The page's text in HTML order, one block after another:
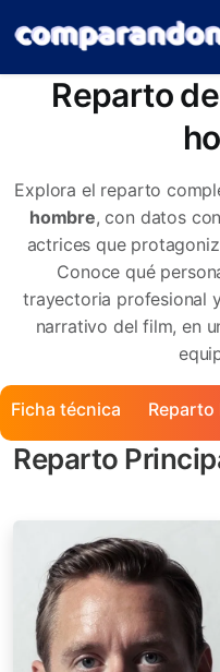
Reparto
Explora el reparto
hombre, con datos
actrices que
Conoce qué
trayectoria profesional
narrativo del film, en
Ficha técnica Reparto
Reparto